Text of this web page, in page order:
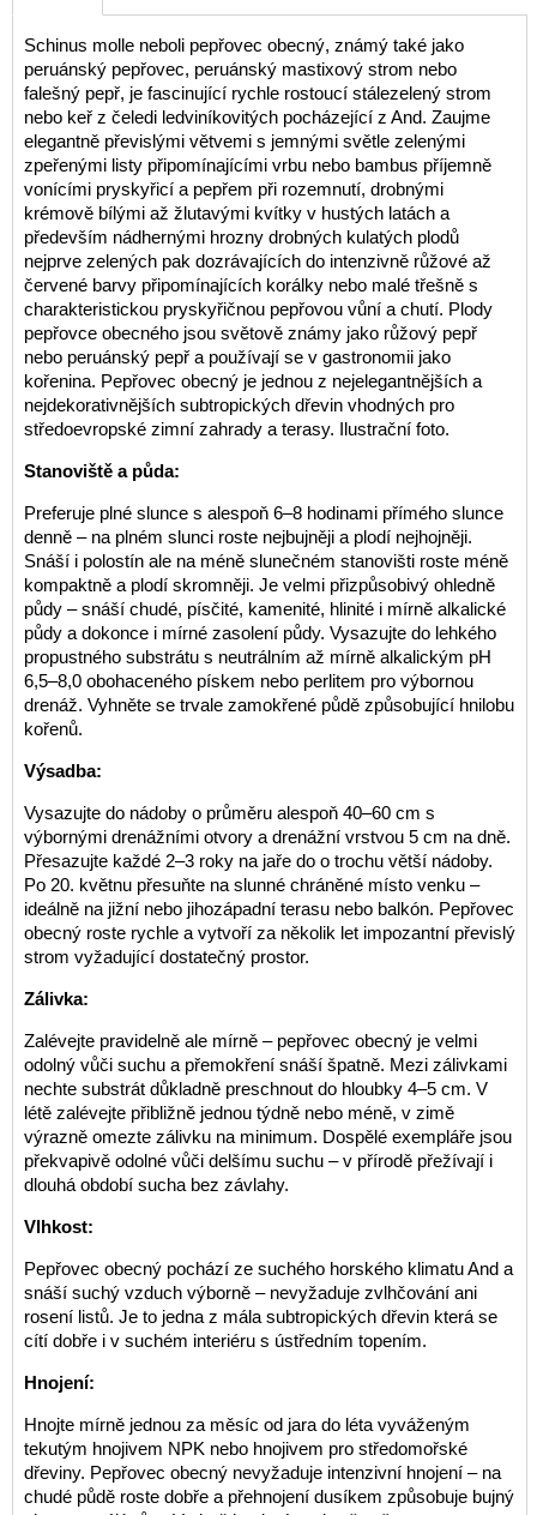
Schinus molle neboli pepřovec obecný, známý také jako
peruánský pepřovec, peruánský mastixový strom nebo
falešný pepř, je fascinující rychle rostoucí stálezelený strom
nebo keř z čeledi ledviníkovitých pocházející z And. Zaujme
elegantně převislými větvemi s jemnými světle zelenými
zpeřenými listy připomínajícími vrbu nebo bambus příjemně
vonícími pryskyřicí a pepřem při rozemnutí, drobnými
krémově bílými až žlutavými kvítky v hustých latách a
především nádhernými hrozny drobných kulatých plodů
nejprve zelených pak dozrávajících do intenzivně růžové až
červené barvy připomínajících korálky nebo malé třešně s
charakteristickou pryskyřičnou pepřovou vůní a chutí. Plody
pepřovce obecného jsou světově známy jako růžový pepř
nebo peruánský pepř a používají se v gastronomii jako
kořenina. Pepřovec obecný je jednou z nejelegantnějších a
nejdekorativnějších subtropických dřevin vhodných pro
středoevropské zimní zahrady a terasy. Ilustrační foto.
Stanoviště a půda:
Preferuje plné slunce s alespoň 6–8 hodinami přímého slunce
denně – na plném slunci roste nejbujněji a plodí nejhojněji.
Snáší i polostín ale na méně slunečném stanovišti roste méně
kompaktně a plodí skromněji. Je velmi přizpůsobivý ohledně
půdy – snáší chudé, písčité, kamenité, hlinité i mírně alkalické
půdy a dokonce i mírné zasolení půdy. Vysazujte do lehkého
propustného substrátu s neutrálním až mírně alkalickým pH
6,5–8,0 obohaceného pískem nebo perlitem pro výbornou
drenáž. Vyhněte se trvale zamokřené půdě způsobující hnilobu
kořenů.
Výsadba:
Vysazujte do nádoby o průměru alespoň 40–60 cm s
výbornými drenážními otvory a drenážní vrstvou 5 cm na dně.
Přesazujte každé 2–3 roky na jaře do o trochu větší nádoby.
Po 20. květnu přesuňte na slunné chráněné místo venku –
ideálně na jižní nebo jihozápadní terasu nebo balkón. Pepřovec
obecný roste rychle a vytvoří za několik let impozantní převislý
strom vyžadující dostatečný prostor.
Zálivka:
Zalévejte pravidelně ale mírně – pepřovec obecný je velmi
odolný vůči suchu a přemokření snáší špatně. Mezi zálivkami
nechte substrát důkladně preschnout do hloubky 4–5 cm. V
létě zalévejte přibližně jednou týdně nebo méně, v zimě
výrazně omezte zálivku na minimum. Dospělé exempláře jsou
překvapivě odolné vůči delšímu suchu – v přírodě přežívají i
dlouhá období sucha bez závlahy.
Vlhkost:
Pepřovec obecný pochází ze suchého horského klimatu And a
snáší suchý vzduch výborně – nevyžaduje zvlhčování ani
rosení listů. Je to jedna z mála subtropických dřevin která se
cítí dobře i v suchém interiéru s ústředním topením.
Hnojení:
Hnojte mírně jednou za měsíc od jara do léta vyváženým
tekutým hnojivem NPK nebo hnojivem pro středomořské
dřeviny. Pepřovec obecný nevyžaduje intenzivní hnojení – na
chudé půdě roste dobře a přehnojení dusíkem způsobuje bujný